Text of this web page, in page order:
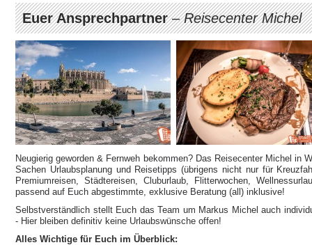
Euer Ansprechpartner–Reisecenter Michel
Neugierig geworden & Fernweh bekommen? Das Reisecenter Michel in
Sachen Urlaubsplanung und Reisetipps (übrigens nicht nur für
Premiumreisen, Städtereisen, Cluburlaub, Flitterwochen,
passend auf Euch abgestimmte, exklusive Beratung (all) inklusive!
Selbstverständlich stellt Euch das Team um Markus Michel auch
- Hier bleiben definitiv keine Urlaubswünsche offen!
Alles Wichtige für Euch im Überblick: